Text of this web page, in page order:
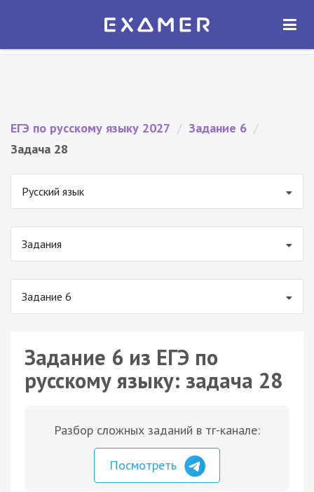
Экзамер — ЕГЭ 2027
ОТКРЫТЬ
ЕГЭ по русскому языку 2027 / Задание 6 /
Задача 28
Русский язык
Задания
Задание 6
Задание 6 из ЕГЭ по
русскому языку: задача 28
Разбор сложных заданий в тг-канале:
Посмотреть